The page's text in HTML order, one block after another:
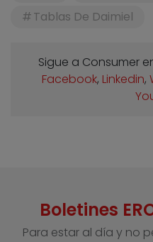
Tablas De Daimiel
Sigue a Consumer
Facebook, Linkedin,
Boletines
Para estar al día y no